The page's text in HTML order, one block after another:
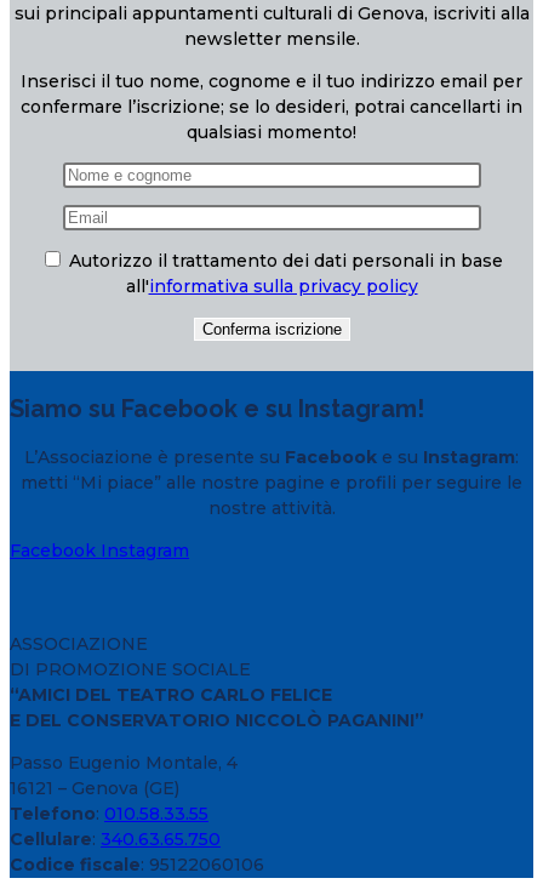
sui principali appuntamenti culturali di Genova, iscriviti alla
newsletter mensile.
Inserisci il tuo nome, cognome e il tuo indirizzo email per
confermare l’iscrizione; se lo desideri, potrai cancellarti in
qualsiasi momento!
Autorizzo il trattamento dei dati personali in base
all'informativa sulla privacy policy
Siamo su Facebook e su Instagram!
L’Associazione è presente su Facebook e su Instagram:
metti “Mi piace” alle nostre pagine e profili per seguire le
nostre attività.
Facebook Instagram
ASSOCIAZIONE
DI PROMOZIONE SOCIALE
“AMICI DEL TEATRO CARLO FELICE
E DEL CONSERVATORIO NICCOLÒ PAGANINI”
Passo Eugenio Montale, 4
16121 – Genova (GE)
Telefono: 010.58.33.55
Cellulare: 340.63.65.750
Codice fiscale: 95122060106